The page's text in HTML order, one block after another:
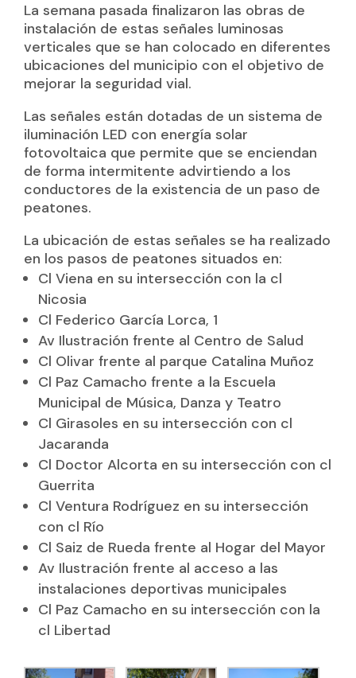
La semana pasada finalizaron las obras de
instalación de estas señales luminosas
verticales que se han colocado en diferentes
ubicaciones del municipio con el objetivo de
mejorar la seguridad vial.
Las señales están dotadas de un sistema de
iluminación LED con energía solar
fotovoltaica que permite que se enciendan
de forma intermitente advirtiendo a los
conductores de la existencia de un paso de
peatones.
La ubicación de estas señales se ha realizado
en los pasos de peatones situados en:
Cl Viena en su intersección con la cl
Nicosia
Cl Federico García Lorca, 1
Av Ilustración frente al Centro de Salud
Cl Olivar frente al parque Catalina Muñoz
Cl Paz Camacho frente a la Escuela
Municipal de Música, Danza y Teatro
Cl Girasoles en su intersección con cl
Jacaranda
Cl Doctor Alcorta en su intersección con cl
Guerrita
Cl Ventura Rodríguez en su intersección
con cl Río
Cl Saiz de Rueda frente al Hogar del Mayor
Av Ilustración frente al acceso a las
instalaciones deportivas municipales
Cl Paz Camacho en su intersección con la
cl Libertad